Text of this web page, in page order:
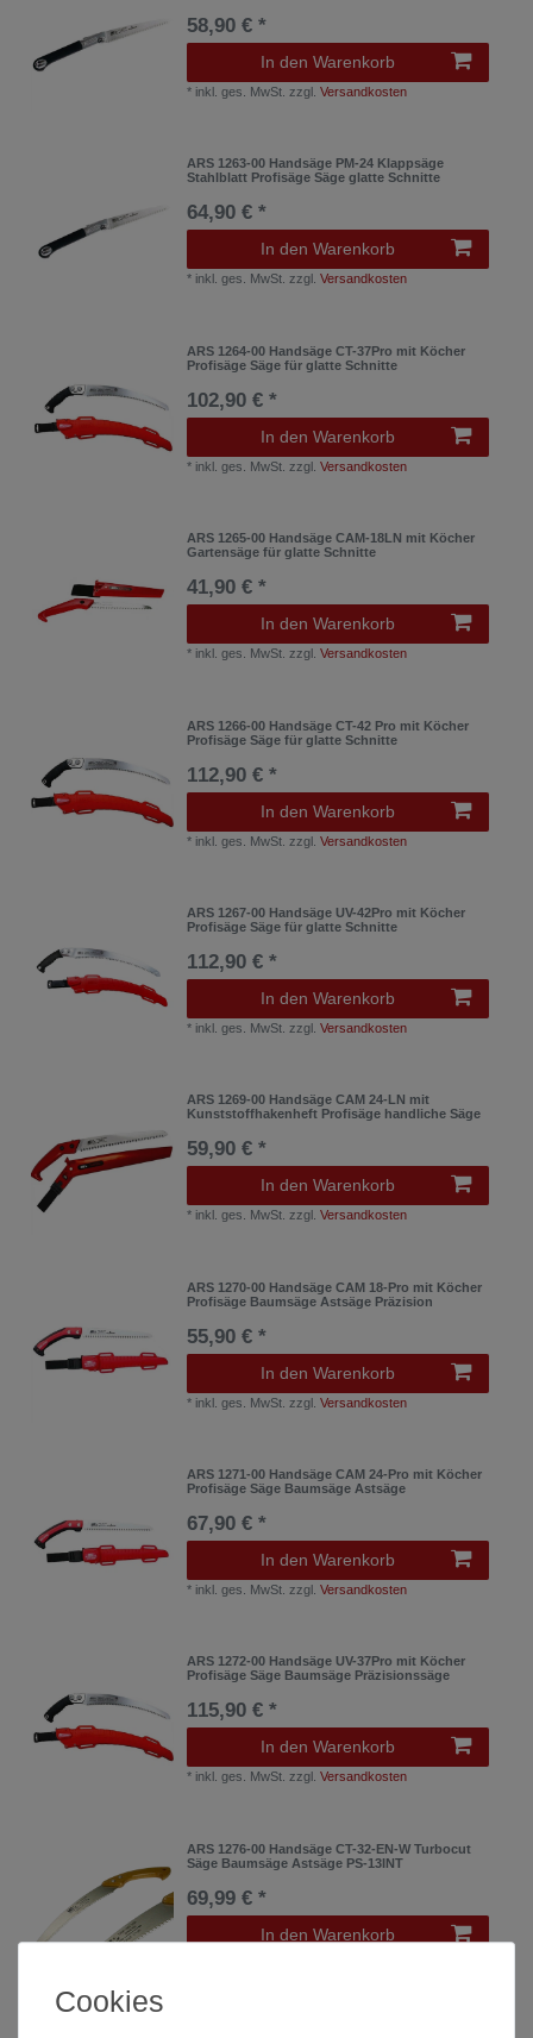
58,90 € *
In den Warenkorb
* inkl. ges. MwSt. zzgl.Versandkosten
ARS 1263-00 Handsäge PM-24 Klappsäge
Stahlblatt Profisäge Säge glatte Schnitte
64,90 € *
In den Warenkorb
* inkl. ges. MwSt. zzgl.Versandkosten
ARS 1264-00 Handsäge CT-37Pro mit Köcher
Profisäge Säge für glatte Schnitte
102,90 € *
In den Warenkorb
* inkl. ges. MwSt. zzgl.Versandkosten
ARS 1265-00 Handsäge CAM-18LN mit Köcher
Gartensäge für glatte Schnitte
41,90 € *
In den Warenkorb
* inkl. ges. MwSt. zzgl.Versandkosten
ARS 1266-00 Handsäge CT-42 Pro mit Köcher
Profisäge Säge für glatte Schnitte
112,90 € *
In den Warenkorb
* inkl. ges. MwSt. zzgl.Versandkosten
ARS 1267-00 Handsäge UV-42Pro mit Köcher
Profisäge Säge für glatte Schnitte
112,90 € *
In den Warenkorb
* inkl. ges. MwSt. zzgl.Versandkosten
ARS 1269-00 Handsäge CAM 24-LN mit
Kunststoffhakenheft Profisäge handliche Säge
59,90 € *
In den Warenkorb
* inkl. ges. MwSt. zzgl.Versandkosten
ARS 1270-00 Handsäge CAM 18-Pro mit Köcher
Profisäge Baumsäge Astsäge Präzision
55,90 € *
In den Warenkorb
* inkl. ges. MwSt. zzgl.Versandkosten
ARS 1271-00 Handsäge CAM 24-Pro mit Köcher
Profisäge Säge Baumsäge Astsäge
67,90 € *
In den Warenkorb
* inkl. ges. MwSt. zzgl.Versandkosten
ARS 1272-00 Handsäge UV-37Pro mit Köcher
Profisäge Säge Baumsäge Präzisionssäge
115,90 € *
In den Warenkorb
* inkl. ges. MwSt. zzgl.Versandkosten
ARS 1276-00 Handsäge CT-32-EN-W Turbocut
Säge Baumsäge Astsäge PS-13INT
69,99 € *
In den Warenkorb
Cookies